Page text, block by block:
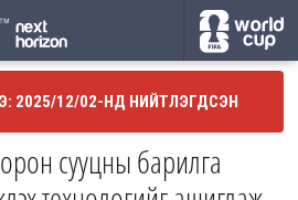
2025/12/02-НД НИЙТЛЭГДСЭН
сууцны барилга